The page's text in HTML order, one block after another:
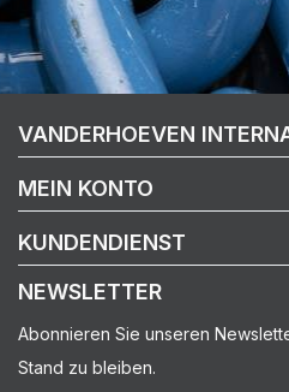
VANDERHOEVEN
MEIN KONTO
KUNDENDIENST
NEWSLETTER
Abonnieren Sie unseren
Stand zu bleiben.